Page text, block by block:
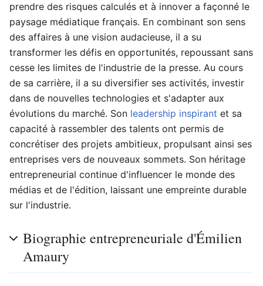
prendre des risques calculés et à innover a façonné le
paysage médiatique français. En combinant son sens
des affaires à une vision audacieuse, il a su
transformer les défis en opportunités, repoussant sans
cesse les limites de l'industrie de la presse. Au cours
de sa carrière, il a su diversifier ses activités, investir
dans de nouvelles technologies et s'adapter aux
évolutions du marché. Son leadership inspirant et sa
capacité à rassembler des talents ont permis de
concrétiser des projets ambitieux, propulsant ainsi ses
entreprises vers de nouveaux sommets. Son héritage
entrepreneurial continue d'influencer le monde des
médias et de l'édition, laissant une empreinte durable
sur l'industrie.
Biographie entrepreneuriale d'Émilien
Amaury